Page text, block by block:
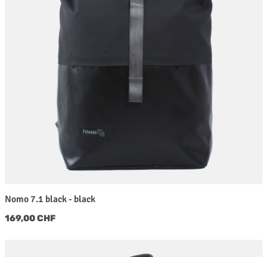
Nomo 7.1 black - black
Regulärer Preis:
169,00 CHF